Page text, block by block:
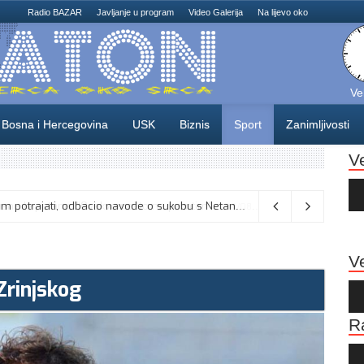
Radio BAZAR Javljanje u program Video Galerija Na lijevo oko
Bosna i Hercegovina USK Biznis Sport Zanimljivosti
Vance kaže da će pregovori s Iranom potrajati, odbacio navode o sukobu s Netanyahuom 06/08/2026